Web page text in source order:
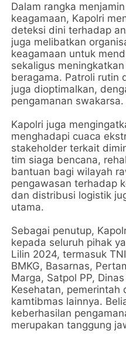
Dalam rangka
keagamaan, Kapolri
deteksi dini terhadap
juga melibatkan
keagamaan untuk
sekaligus
beragama. Patroli rutin
juga dioptimalkan,
pengamanan swakarsa.
Kapolri juga
menghadapi cuaca
stakeholder terkait
tim siaga bencana,
bantuan bagi wilayah
pengawasan terhadap
dan distribusi logistik
utama.
Sebagai penutup,
kepada seluruh pihak
Lilin 2024, termasuk
BMKG, Basarnas,
Marga, Satpol PP,
Kesehatan, pemerintah
kamtibmas lainnya.
keberhasilan
merupakan tanggung